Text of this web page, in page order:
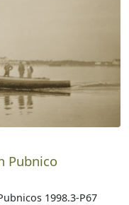
Pubnico
1998.3-P67